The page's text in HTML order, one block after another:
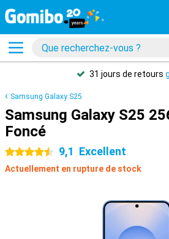
31 jours de retours
Samsung Galaxy S25
Samsung Galaxy S25
Foncé
4.5 étoiles 9,1 Excellent
Actuellement en rupture de stock